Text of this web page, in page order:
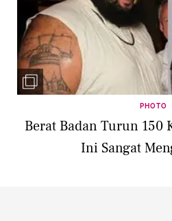
PHOTO
Berat Badan Turun 150
Ini Sangat